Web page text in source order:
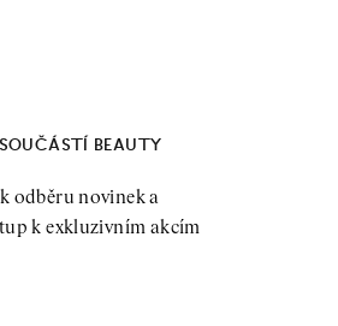
BEAUTY
odběru novinek a
k exkluzivním akcím